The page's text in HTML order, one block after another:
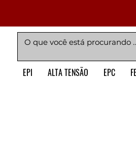
EPI ALTA TENSÃO EPC